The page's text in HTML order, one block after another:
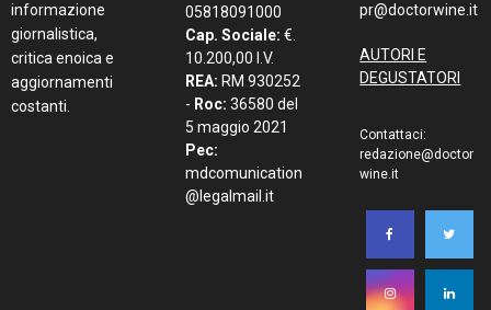
informazione
giornalistica,
critica enoica e
aggiornamenti
costanti.
05818091000
Cap. Sociale: €.
10.200,00 I.V.
REA: RM 930252
- Roc: 36580 del
5 maggio 2021
Pec:
mdcomunication
@legalmail.it
pr@doctorwine.it
AUTORI E
DEGUSTATORI
Contattaci:
redazione@doctor
wine.it